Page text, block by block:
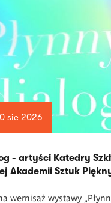
sie 2026
- artyści Katedry
Akademii Sztuk
wernisaż wystawy